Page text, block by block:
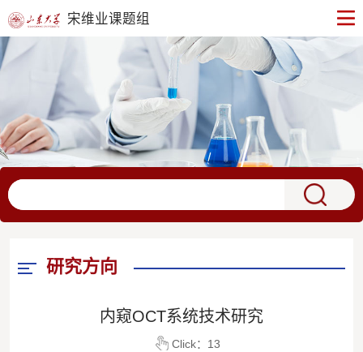
宋维业课题组
研究方向
内窥OCT系统技术研究
Click： 13